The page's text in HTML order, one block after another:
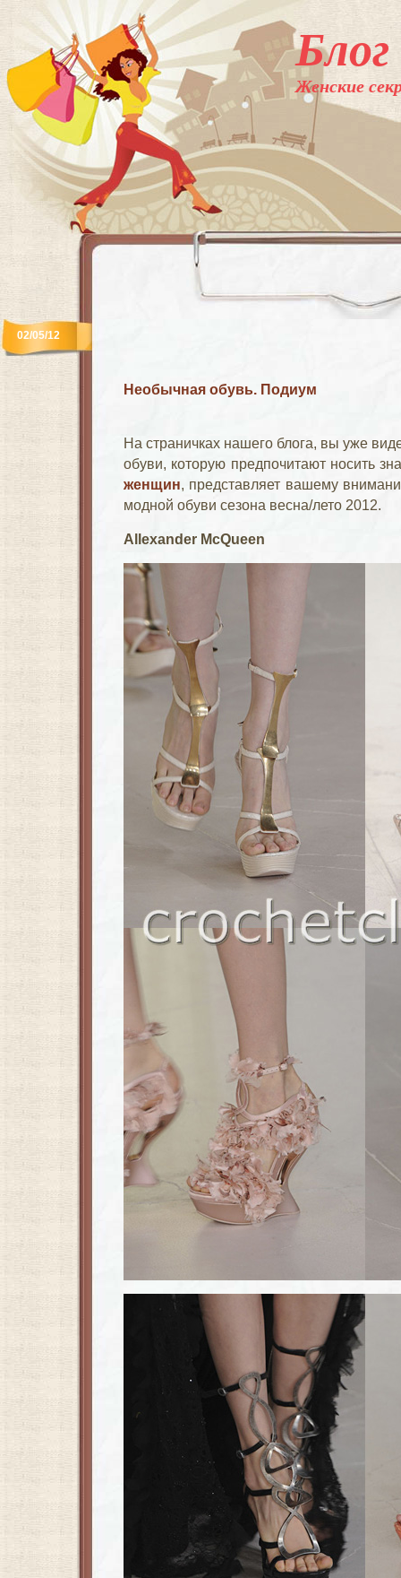
Женские
Необычная обувь. Подиум
02/05/12
На страничках нашего блога, вы уже
обуви, которую предпочитают носить
женщин, представляет вашему
модной обуви сезона весна/лето 2012.
Allexander McQueen